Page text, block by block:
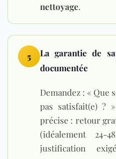
nettoyage.
5
La garantie de
documentée
Demandez : « Que
pas satisfait(e) ?
précise : retour
(idéalement 24-
justification